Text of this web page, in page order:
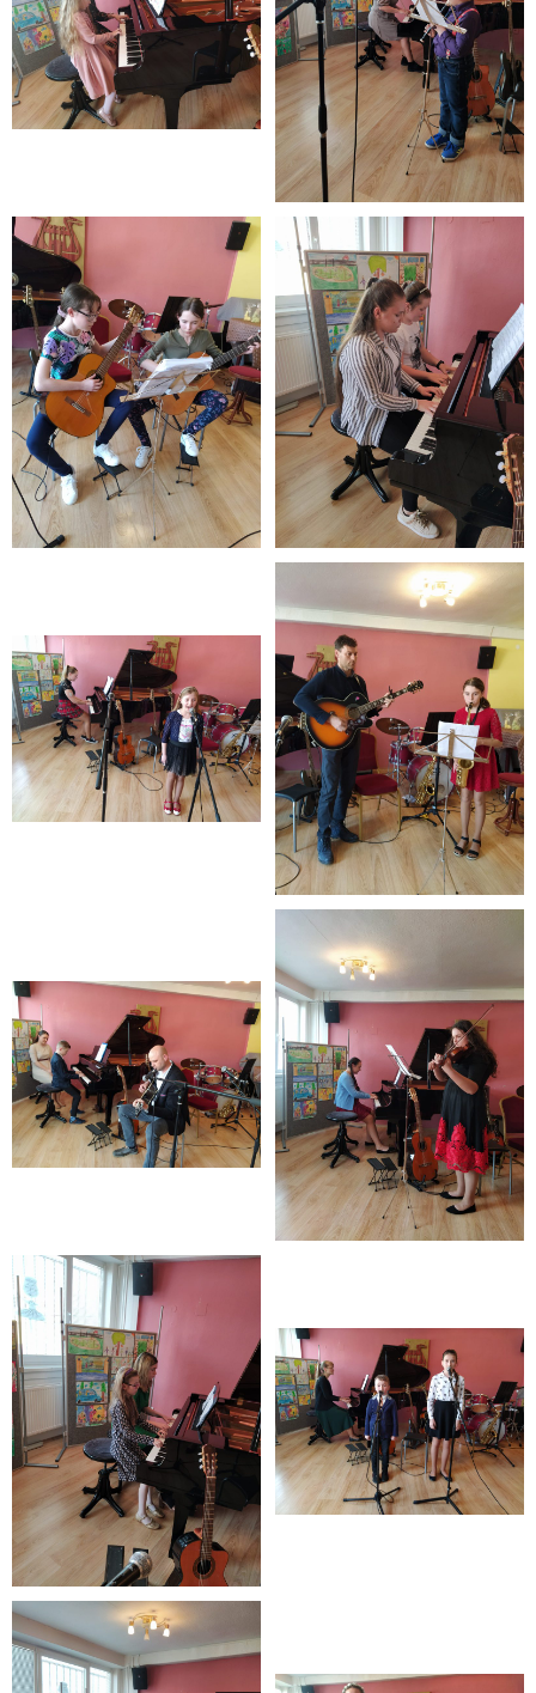
- - ZMLUVY 2022
- - ZMLUVY 2021
- - OBJEDNÁVKY 2026
- - OBJEDNÁVKY 2025
- - OBJEDNÁVKY 2024
- - OBJEDNÁVKY 2023
- - OBJEDNÁVKY 2022
- - OBJEDNÁVKY 2021
- - OBJEDNÁVKY 2020
- - FAKTÚRY 2026
- - FAKTÚRY 2025
- - FAKTÚRY 2024
- - FAKTÚRY 2023
GDPR
- INFORMÁCIE / spracúvanie osobných údajov
- Mlčanlivosť
- Návrh na začatie konania o ochrane os.údajov
- Súhlas so spracovaním osobných údajov
FAQ